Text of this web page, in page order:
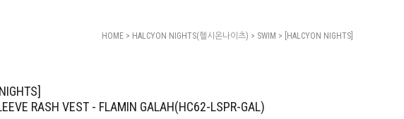
HOME > HALCYON NIGHTS(헬시온나이츠) > SWIM > [HALCYON NIGHTS]
RASH VEST - FLAMIN GALAH(HC62-LSPR-GAL)